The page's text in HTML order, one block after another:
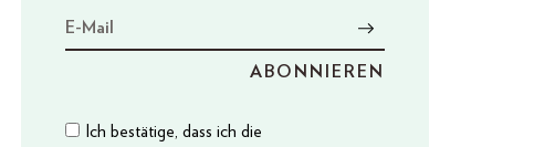
Ich bestätige, dass ich die